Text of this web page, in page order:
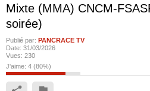
Mixte (MMA) CNCM-
soirée)
Publié par: PANCRACE TV
Date: 31/03/2026
Vues: 230
J'aime: 4 (80%)